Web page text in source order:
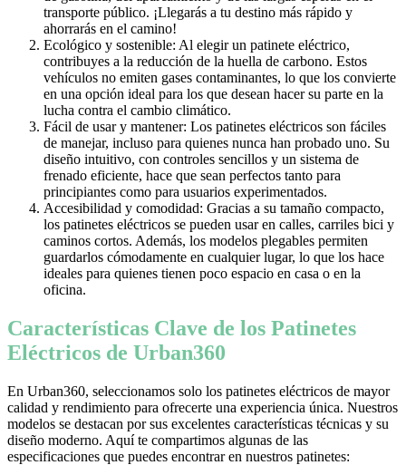
transporte público. ¡Llegarás a tu destino más rápido y
ahorrarás en el camino!
Ecológico y sostenible: Al elegir un patinete eléctrico,
contribuyes a la reducción de la huella de carbono. Estos
vehículos no emiten gases contaminantes, lo que los convierte
en una opción ideal para los que desean hacer su parte en la
lucha contra el cambio climático.
Fácil de usar y mantener: Los patinetes eléctricos son fáciles
de manejar, incluso para quienes nunca han probado uno. Su
diseño intuitivo, con controles sencillos y un sistema de
frenado eficiente, hace que sean perfectos tanto para
principiantes como para usuarios experimentados.
Accesibilidad y comodidad: Gracias a su tamaño compacto,
los patinetes eléctricos se pueden usar en calles, carriles bici y
caminos cortos. Además, los modelos plegables permiten
guardarlos cómodamente en cualquier lugar, lo que los hace
ideales para quienes tienen poco espacio en casa o en la
oficina.
Características Clave de los Patinetes
Eléctricos de Urban360
En Urban360, seleccionamos solo los patinetes eléctricos de mayor
calidad y rendimiento para ofrecerte una experiencia única. Nuestros
modelos se destacan por sus excelentes características técnicas y su
diseño moderno. Aquí te compartimos algunas de las
especificaciones que puedes encontrar en nuestros patinetes: